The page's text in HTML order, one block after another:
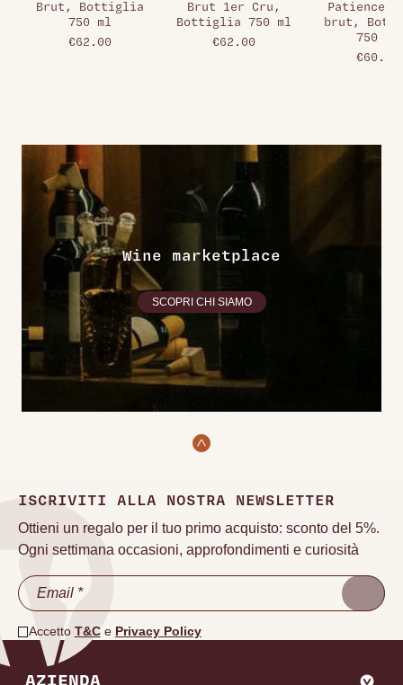
Brut, Bottiglia
750 ml
€62.00
Brut 1er Cru,
Bottiglia 750 ml
€62.00
Patience
brut,
750 ml
€60.00
Wine marketplace
SCOPRI CHI SIAMO
ISCRIVITI ALLA NOSTRA NEWSLETTER
Ottieni un regalo per il tuo primo acquisto: sconto del 5%.
Ogni settimana occasioni, approfondimenti e curiosità
Accetto T&Ce Privacy Policy